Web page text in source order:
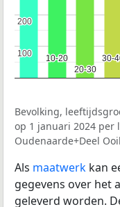
10-20
10-20
20-30
20-30
30-
30-
100
100
200
200
Bevolking,
op 1 januari 2024 per
Oudenaarde+Deel
Als maatwerk kan
gegevens over het
geleverd worden.